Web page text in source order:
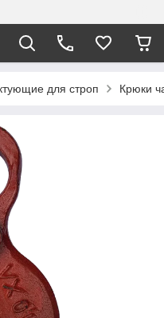
для строп Крюки